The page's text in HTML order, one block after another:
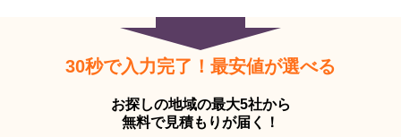
30秒で入力完了！最安値が選べる
お探しの地域の最大5社から
無料で見積もりが届く！